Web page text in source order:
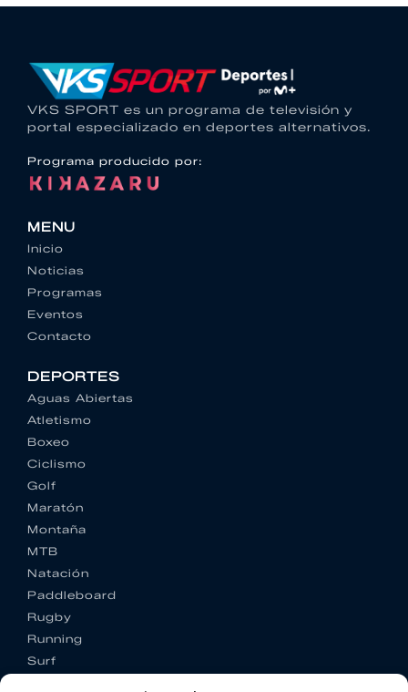
VKS SPORT es un programa de televisión y
portal especializado en deportes alternativos.
Programa producido por:
MENU
Inicio
Noticias
Programas
Eventos
Contacto
DEPORTES
Aguas Abiertas
Atletismo
Boxeo
Ciclismo
Golf
Maratón
Montaña
MTB
Natación
Paddleboard
Rugby
Running
Surf